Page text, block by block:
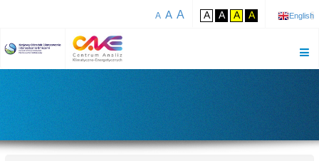
A A A A A A A English